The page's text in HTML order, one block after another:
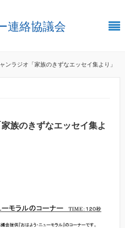
連絡協議会
ンラジオ「家族のきずなエッセイ集より」
族のきずなエッセイ集よ